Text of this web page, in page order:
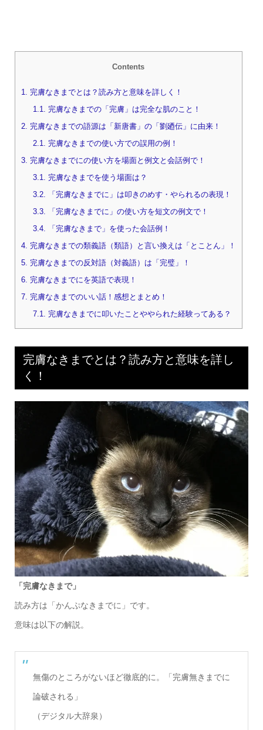
Contents
1. 完膚なきまでとは？読み方と意味を詳しく！
1.1. 完膚なきまでの「完膚」は完全な肌のこと！
2. 完膚なきまでの語源は「新唐書」の「劉廼伝」に由来！
2.1. 完膚なきまでの使い方での誤用の例！
3. 完膚なきまでにの使い方を場面と例文と会話例で！
3.1. 完膚なきまでを使う場面は？
3.2. 「完膚なきまでに」は叩きのめす・やられるの表現！
3.3. 「完膚なきまでに」の使い方を短文の例文で！
3.4. 「完膚なきまで」を使った会話例！
4. 完膚なきまでの類義語（類語）と言い換えは「とことん」！
5. 完膚なきまでの反対語（対義語）は「完璧」！
6. 完膚なきまでにを英語で表現！
7. 完膚なきまでのいい話！感想とまとめ！
7.1. 完膚なきまでに叩いたことややられた経験ってある？
完膚なきまでとは？読み方と意味を詳し
く！
「完膚なきまで」
読み方は「かんぷなきまでに」です。
意味は以下の解説。
無傷のところがないほど徹底的に。「完膚無きまでに
論破される」
（デジタル大辞泉）